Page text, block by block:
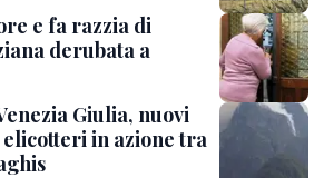
e fa razzia di
derubata a
Giulia, nuovi
in azione tra